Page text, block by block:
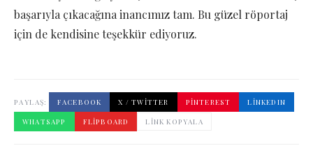
başarıyla çıkacağına inancımız tam. Bu güzel röportaj
için de kendisine teşekkür ediyoruz.
PAYLAŞ: FACEBOOK X / TWITTER PINTEREST
LINKEDIN
WHATSAPP
FLIPBOARD LINK KOPYALA